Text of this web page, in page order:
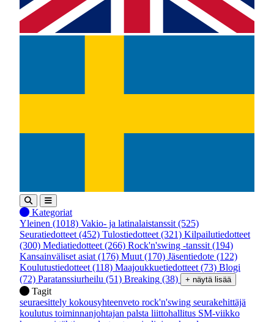
Kategoriat
Yleinen (1018) Vakio- ja latinalaistanssit (525)
Seuratiedotteet (452) Tulostiedotteet (321) Kilpailutiedotteet
(300) Mediatiedotteet (266) Rock'n'swing -tanssit (194)
Kansainväliset asiat (176) Muut (170) Jäsentiedote (122)
Koulutustiedotteet (118) Maajoukkuetiedotteet (73) Blogi
(72) Paratanssiurheilu (51) Breaking (38) + näytä lisää
Tagit
seuraesittely kokousyhteenveto rock'n'swing seurakehittäjä
koulutus toiminnanjohtajan palsta liittohallitus SM-viikko